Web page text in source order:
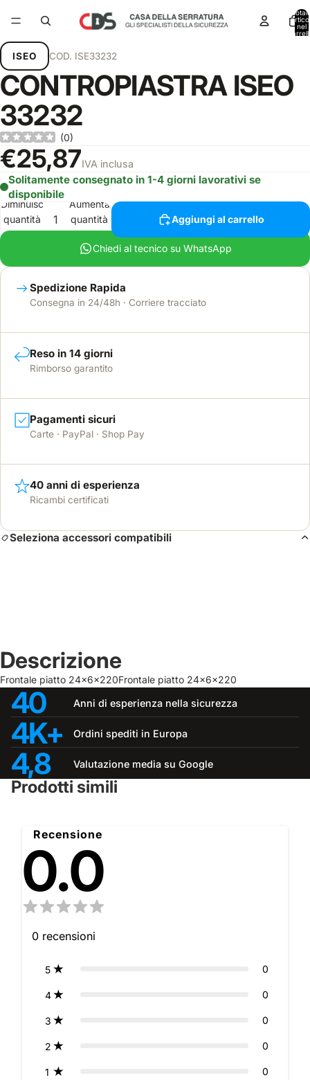
nel
ISEO COD. ISE33232
CONTROPIASTRA ISEO
33232
(0)
€25,87IVA inclusa
Solitamente consegnato in 1-4 giorni lavorativi se
disponibile
Diminuisci
quantità
Aumenta
quantità
Aggiungi al carrello
Chiedi al tecnico su WhatsApp
Spedizione Rapida
Consegna in 24/48h · Corriere tracciato
Reso in 14 giorni
Rimborso garantito
Pagamenti sicuri
Carte · PayPal · Shop Pay
40 anni di esperienza
Ricambi certificati
Seleziona accessori compatibili
Descrizione
Frontale piatto 24x6x220Frontale piatto 24x6x220
40 Anni di esperienza nella sicurezza
4K+ Ordini spediti in Europa
4,8 Valutazione media su Google
Prodotti simili
Recensione
0.0
0 recensioni
5 0
4 0
3 0
2 0
1 0